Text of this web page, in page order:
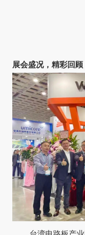
展会盛况，精彩回顾